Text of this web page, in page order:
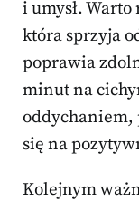
i umysł.
która sprzyja
poprawia
minut na
oddychaniem,
się na
Kolejnym